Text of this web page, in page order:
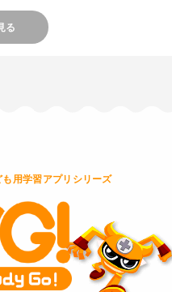
る
用学習アプリシリーズ